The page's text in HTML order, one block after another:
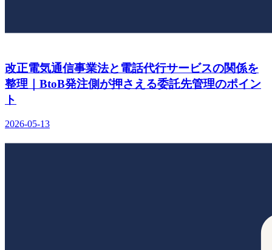
改正電気通信事業法と電話代行サービスの関係を
整理｜BtoB発注側が押さえる委託先管理のポイン
ト
2026-05-13